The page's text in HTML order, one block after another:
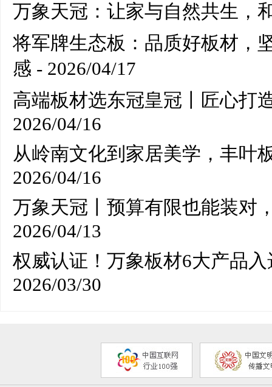
万象天冠：让家与自然共生，
将军牌生态板：品质好板材，
感 - 2026/04/17
高端板材选东冠皇冠丨匠心打
2026/04/16
从岭南文化到家居美学，丰叶
2026/04/16
万象天冠丨预算有限也能装对
2026/04/13
权威认证！万象板材6大产品
2026/03/30